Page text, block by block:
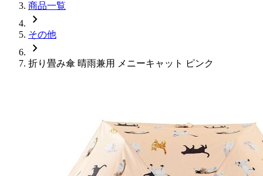
商品一覧
chevron_right
その他
chevron_right
折り畳み傘 晴雨兼用 メニーキャット ピンク